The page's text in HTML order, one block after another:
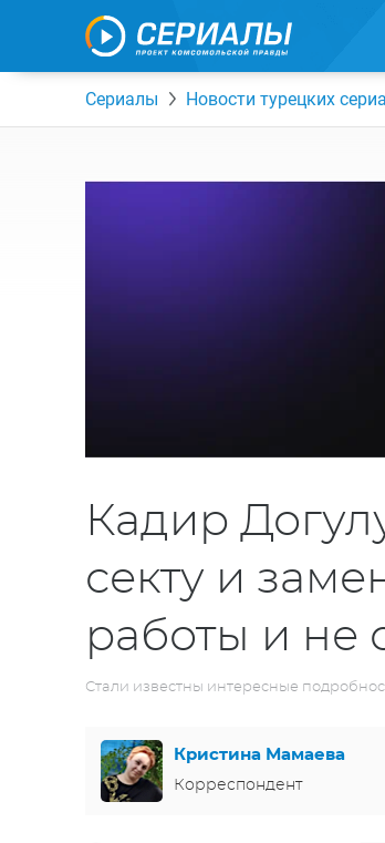
Сериалы Новости турецких
Кадир
секту и
работы и не
Стали известны интересные
Кристина Мамаева
Корреспондент